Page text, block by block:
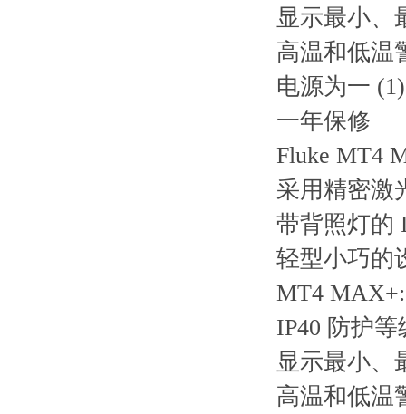
显示最小、
高温和低温
电源为一
一年保修
Fluke MT4
采用精密激
带背照灯的
轻型小巧的
MT4
IP40 防护
显示最小、
高温和低温